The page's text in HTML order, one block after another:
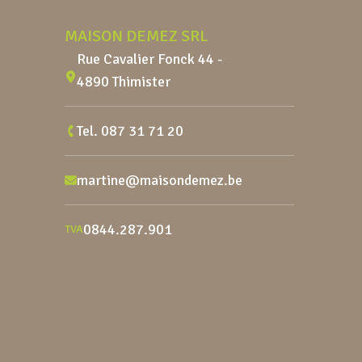
MAISON DEMEZ SRL
Rue Cavalier Fonck 44 -
4890 Thimister
Tel. 087 31 71 20
martine@maisondemez.be
TVA0844.287.901